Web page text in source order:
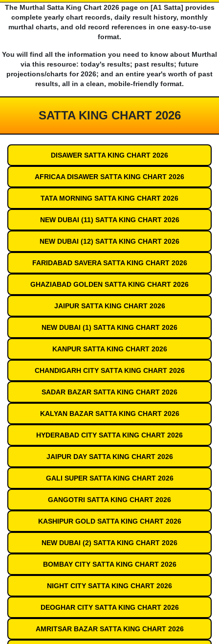
The Murthal Satta King Chart 2026 page on [A1 Satta] provides
complete yearly chart records, daily result history, monthly
murthal charts, and old record references in one easy-to-use
format.
You will find all the information you need to know about Murthal
via this resource: today's results; past results; future
projections/charts for 2026; and an entire year's worth of past
results, all in a clean, mobile-friendly format.
SATTA KING CHART 2026
DISAWER SATTA KING CHART 2026
AFRICAA DISAWER SATTA KING CHART 2026
TATA MORNING SATTA KING CHART 2026
NEW DUBAI (11) SATTA KING CHART 2026
NEW DUBAI (12) SATTA KING CHART 2026
FARIDABAD SAVERA SATTA KING CHART 2026
GHAZIABAD GOLDEN SATTA KING CHART 2026
JAIPUR SATTA KING CHART 2026
NEW DUBAI (1) SATTA KING CHART 2026
KANPUR SATTA KING CHART 2026
CHANDIGARH CITY SATTA KING CHART 2026
SADAR BAZAR SATTA KING CHART 2026
KALYAN BAZAR SATTA KING CHART 2026
HYDERABAD CITY SATTA KING CHART 2026
JAIPUR DAY SATTA KING CHART 2026
GALI SUPER SATTA KING CHART 2026
GANGOTRI SATTA KING CHART 2026
KASHIPUR GOLD SATTA KING CHART 2026
NEW DUBAI (2) SATTA KING CHART 2026
BOMBAY CITY SATTA KING CHART 2026
NIGHT CITY SATTA KING CHART 2026
DEOGHAR CITY SATTA KING CHART 2026
AMRITSAR BAZAR SATTA KING CHART 2026